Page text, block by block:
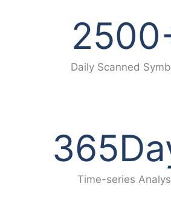
2500
Daily Scanned
365
Time-series